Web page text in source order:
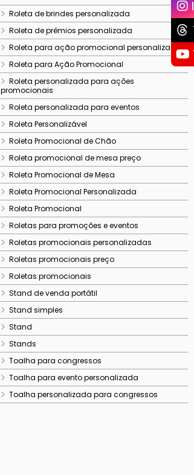
Roleta de brindes personalizada
Roleta de prêmios personalizada
Roleta para ação promocional personalizada
Roleta para Ação Promocional
Roleta personalizada para ações
promocionais
Roleta personalizada para eventos
Roleta Personalizável
Roleta Promocional de Chão
Roleta promocional de mesa preço
Roleta Promocional de Mesa
Roleta Promocional Personalizada
Roleta Promocional
Roletas para promoções e eventos
Roletas promocionais personalizadas
Roletas promocionais preço
Roletas promocionais
Stand de venda portátil
Stand simples
Stand
Stands
Toalha para congressos
Toalha para evento personalizada
Toalha personalizada para congressos